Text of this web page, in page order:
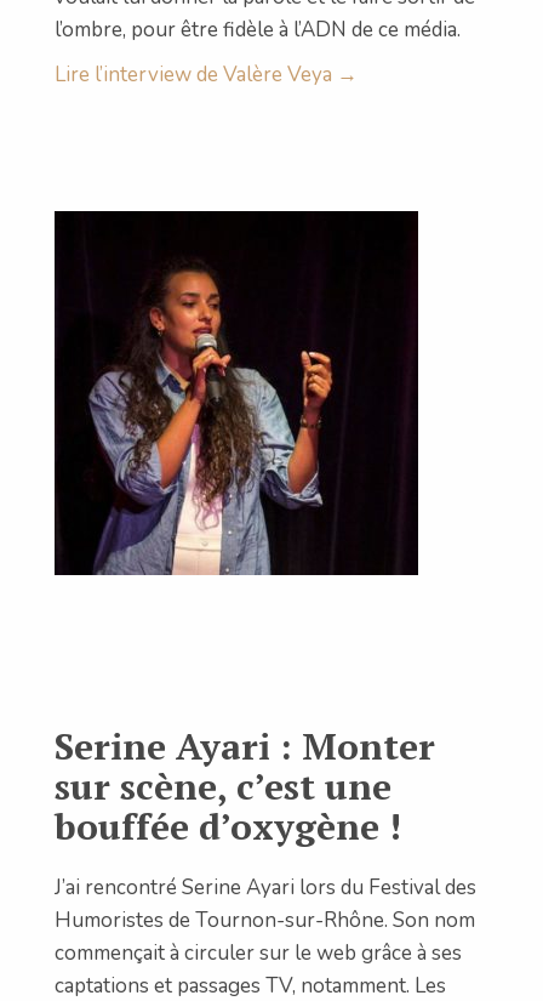
l’ombre, pour être fidèle à l’ADN de ce média.
Lire l’interview de Valère Veya →
Serine Ayari : Monter
sur scène, c’est une
bouffée d’oxygène !
J’ai rencontré Serine Ayari lors du Festival des
Humoristes de Tournon-sur-Rhône. Son nom
commençait à circuler sur le web grâce à ses
captations et passages TV, notamment. Les